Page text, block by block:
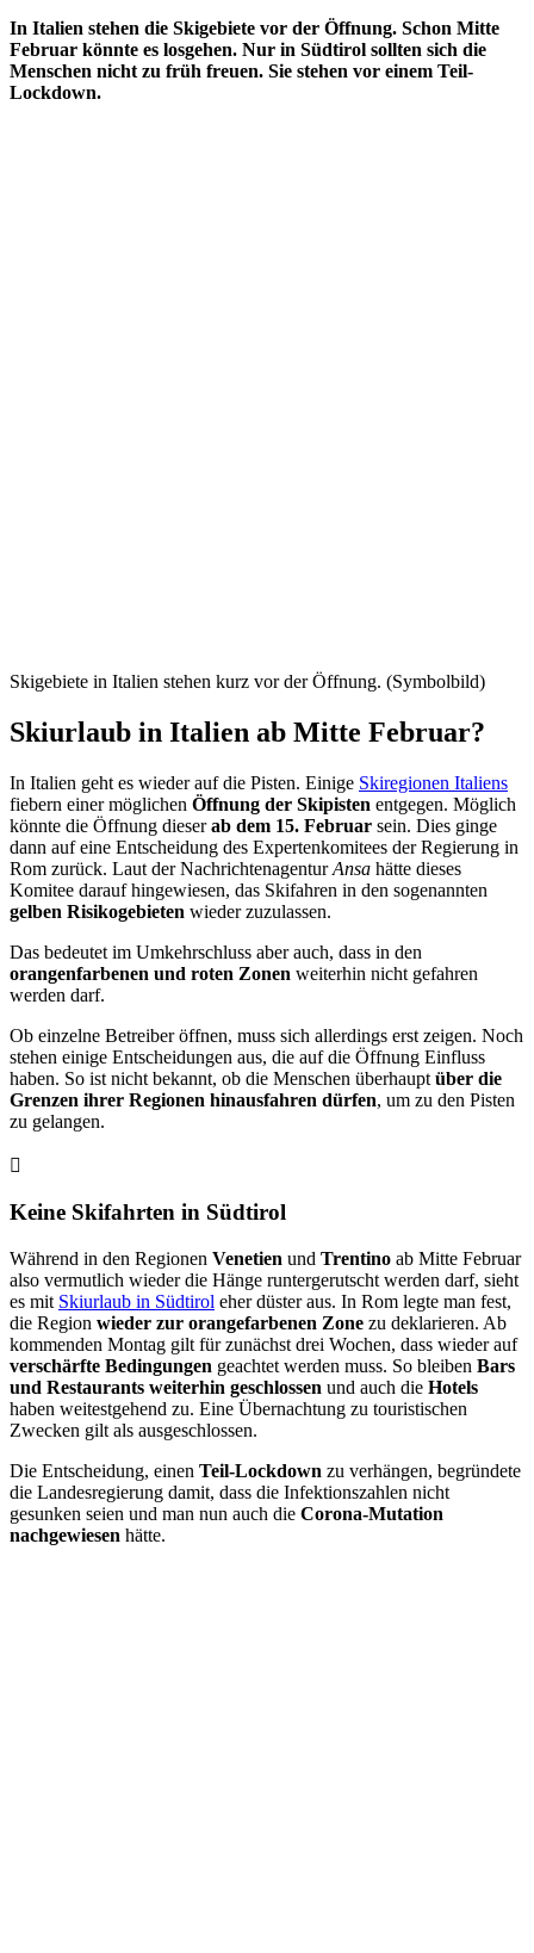
In Italien stehen die Skigebiete vor der Öffnung. Schon Mitte
Februar könnte es losgehen. Nur in Südtirol sollten sich die
Menschen nicht zu früh freuen. Sie stehen vor einem Teil-
Lockdown.
Skigebiete in Italien stehen kurz vor der Öffnung. (Symbolbild)
Skiurlaub in Italien ab Mitte Februar?
In Italien geht es wieder auf die Pisten. Einige Skiregionen Italiens
fiebern einer möglichen Öffnung der Skipisten entgegen. Möglich
könnte die Öffnung dieserab dem 15. Februar sein. Dies ginge
dann auf eine Entscheidung des Expertenkomitees der Regierung in
Rom zurück. Laut der NachrichtenagenturAnsa hätte dieses
Komitee darauf hingewiesen, das Skifahren in den sogenannten
gelben Risikogebieten wieder zuzulassen.
Das bedeutet im Umkehrschluss aber auch, dass in den
orangenfarbenen und roten Zonen weiterhin nicht gefahren
werden darf.
Ob einzelne Betreiber öffnen, muss sich allerdings erst zeigen. Noch
stehen einige Entscheidungen aus, die auf die Öffnung Einfluss
haben. So ist nicht bekannt, ob die Menschen überhaupt über die
Grenzen ihrer Regionen hinausfahren dürfen, um zu den Pisten
zu gelangen.
Keine Skifahrten in Südtirol
Während in den Regionen Venetien und Trentino ab Mitte Februar
also vermutlich wieder die Hänge runtergerutscht werden darf, sieht
es mit Skiurlaub in Südtirol eher düster aus. In Rom legte man fest,
die Region wieder zur orangefarbenen Zone zu deklarieren. Ab
kommenden Montag gilt für zunächst drei Wochen, dass wieder auf
verschärfte Bedingungen geachtet werden muss. So bleiben Bars
und Restaurants weiterhin geschlossen und auch die Hotels
haben weitestgehend zu. Eine Übernachtung zu touristischen
Zwecken gilt als ausgeschlossen.
Die Entscheidung, einen Teil-Lockdown zu verhängen, begründete
die Landesregierung damit, dass die Infektionszahlen nicht
gesunken seien und man nun auch die Corona-Mutation
nachgewiesen hätte.